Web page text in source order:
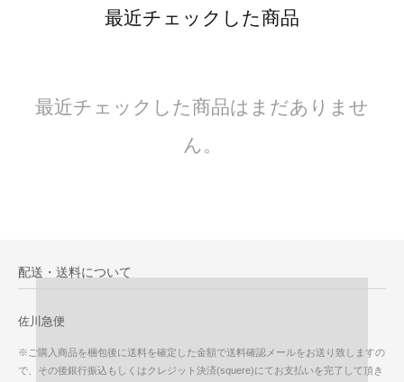
最近チェックした商品
最近チェックした商品はまだありませ
ん。
配送・送料について
佐川急便
※ご購入商品を梱包後に送料を確定した金額で送料確認メールをお送り致しますの
で、その後銀行振込もしくはクレジット決済(squere)にてお支払いを完了して頂き